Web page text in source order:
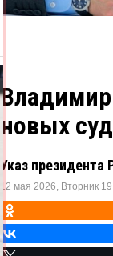
Владимир
новых
Указ президента
12 мая 2026, Вторник